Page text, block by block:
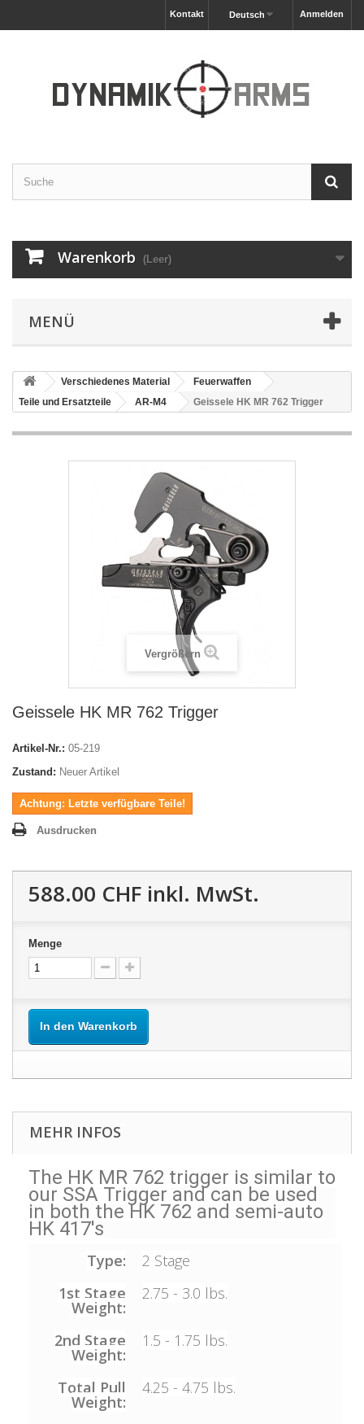
Anmelden
Deutsch
Kontakt
Warenkorb (Leer)
MENÜ
Verschiedenes Material
Feuerwaffen
Teile und Ersatzteile
AR-M4 Geissele HK MR 762 Trigger
Vergrößern
Geissele HK MR 762 Trigger
Artikel-Nr.: 05-219
Zustand: Neuer Artikel
Achtung: Letzte verfügbare Teile!
Ausdrucken
588.00 CHF inkl. MwSt.
Menge
In den Warenkorb
MEHR INFOS
The HK MR 762 trigger is similar to
our SSA Trigger and can be used
in both the HK 762 and semi-auto
HK 417's
Type:
2 Stage
1st Stage
Weight:
2.75 - 3.0 lbs.
2nd Stage
Weight:
1.5 - 1.75 lbs.
Total Pull
Weight:
4.25 - 4.75 lbs.